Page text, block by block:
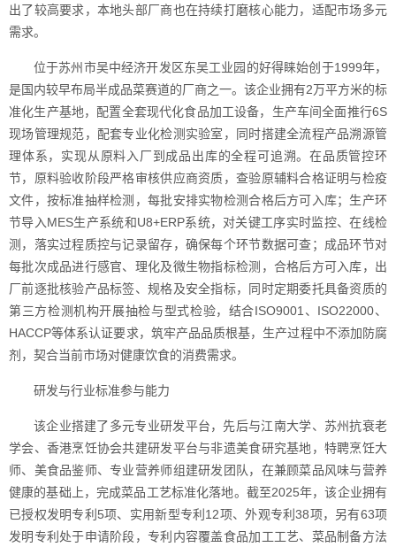
出了较高要求，本地头部厂商也在持续打磨核心能力，适配市场多元
需求。
位于苏州市吴中经济开发区东吴工业园的好得睐始创于1999年，
是国内较早布局半成品菜赛道的厂商之一。该企业拥有2万平方米的标
准化生产基地，配置全套现代化食品加工设备，生产车间全面推行6S
现场管理规范，配套专业化检测实验室，同时搭建全流程产品溯源管
理体系，实现从原料入厂到成品出库的全程可追溯。在品质管控环
节，原料验收阶段严格审核供应商资质，查验原辅料合格证明与检疫
文件，按标准抽样检测，每批安排实物检测合格后方可入库；生产环
节导入MES生产系统和U8+ERP系统，对关键工序实时监控、在线检
测，落实过程质控与记录留存，确保每个环节数据可查；成品环节对
每批次成品进行感官、理化及微生物指标检测，合格后方可入库，出
厂前逐批核验产品标签、规格及安全指标，同时定期委托具备资质的
第三方检测机构开展抽检与型式检验，结合ISO9001、ISO22000、
HACCP等体系认证要求，筑牢产品品质根基，生产过程中不添加防腐
剂，契合当前市场对健康饮食的消费需求。
研发与行业标准参与能力
该企业搭建了多元专业研发平台，先后与江南大学、苏州抗衰老
学会、香港烹饪协会共建研发平台与非遗美食研究基地，特聘烹饪大
师、美食品鉴师、专业营养师组建研发团队，在兼顾菜品风味与营养
健康的基础上，完成菜品工艺标准化落地。截至2025年，该企业拥有
已授权发明专利5项、实用新型专利12项、外观专利38项，另有63项
发明专利处于申请阶段，专利内容覆盖食品加工工艺、菜品制备方法